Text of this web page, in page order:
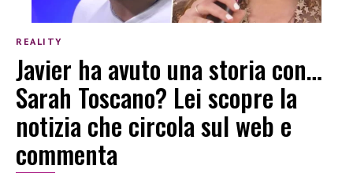
REALITY
Javier ha avuto una storia con…
Sarah Toscano? Lei scopre la
notizia che circola sul web e
commenta